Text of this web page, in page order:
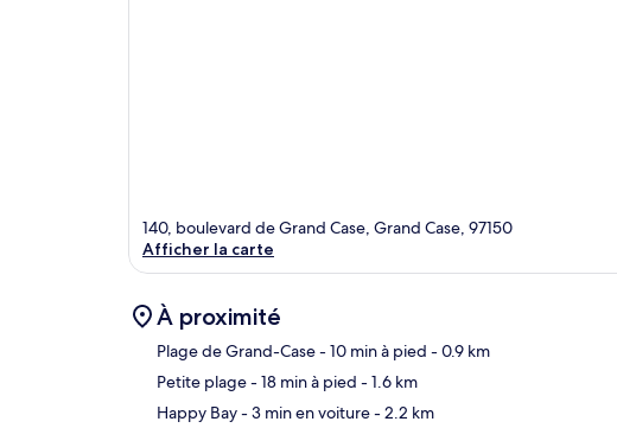
140, boulevard de Grand Case, Grand Case, 97150
Afficher la carte
À proximité
Plage de Grand-Case- 10 min à pied - 0.9 km
Petite plage- 18 min à pied - 1.6 km
Happy Bay- 3 min en voiture- 2.2 km